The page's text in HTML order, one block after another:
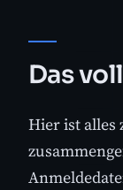
Das
Hier ist alles